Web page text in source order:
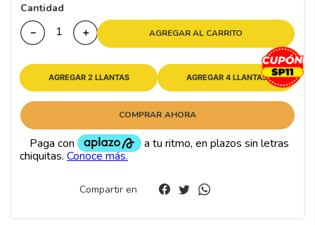
Cantidad
＋
－ AGREGAR AL CARRITO
AGREGAR 2 LLANTAS AGREGAR 4 LLANTAS
COMPRAR AHORA
Compartir en